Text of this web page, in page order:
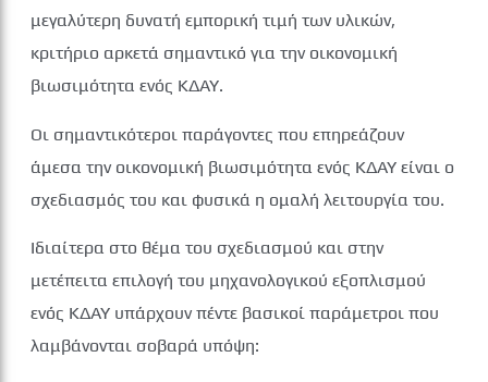
μεγαλύτερη δυνατή εμπορική τιμή των υλικών,
κριτήριο αρκετά σημαντικό για την οικονομική
βιωσιμότητα ενός ΚΔΑΥ.
Οι σημαντικότεροι παράγοντες που επηρεάζουν
άμεσα την οικονομική βιωσιμότητα ενός ΚΔΑΥ είναι ο
σχεδιασμός του και φυσικά η ομαλή λειτουργία του.
Ιδιαίτερα στο θέμα του σχεδιασμού και στην
μετέπειτα επιλογή του μηχανολογικού εξοπλισμού
ενός ΚΔΑΥ υπάρχουν πέντε βασικοί παράμετροι που
λαμβάνονται σοβαρά υπόψη: